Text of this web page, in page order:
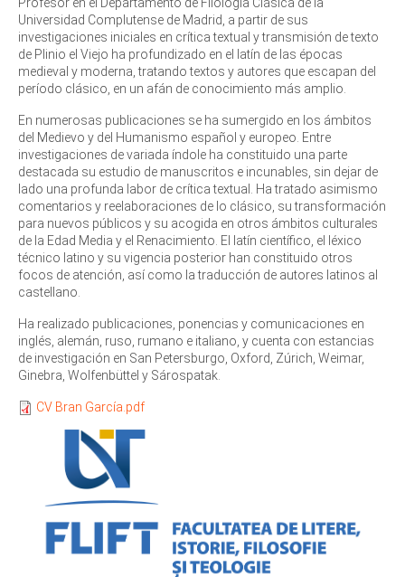
Universidad Complutense de Madrid, a partir de sus
investigaciones iniciales en crítica textual y transmisión de texto
de Plinio el Viejo ha profundizado en el latín de las épocas
medieval y moderna, tratando textos y autores que escapan del
período clásico, en un afán de conocimiento más amplio.
En numerosas publicaciones se ha sumergido en los ámbitos
del Medievo y del Humanismo español y europeo. Entre
investigaciones de variada índole ha constituido una parte
destacada su estudio de manuscritos e incunables, sin dejar de
lado una profunda labor de crítica textual. Ha tratado asimismo
comentarios y reelaboraciones de lo clásico, su transformación
para nuevos públicos y su acogida en otros ámbitos culturales
de la Edad Media y el Renacimiento. El latín científico, el léxico
técnico latino y su vigencia posterior han constituido otros
focos de atención, así como la traducción de autores latinos al
castellano.
Ha realizado publicaciones, ponencias y comunicaciones en
inglés, alemán, ruso, rumano e italiano, y cuenta con estancias
de investigación en San Petersburgo, Oxford, Zúrich, Weimar,
Ginebra, Wolfenbüttel y Sárospatak.
CV Bran García.pdf